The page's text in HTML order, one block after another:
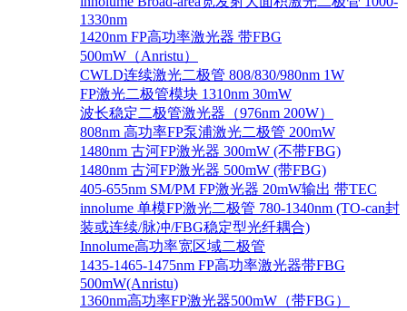
1330nm
1420nm FP高功率激光器 带FBG
500mW（Anristu）
CWLD连续激光二极管 808/830/980nm 1W
FP激光二极管模块 1310nm 30mW
波长稳定二极管激光器（976nm 200W）
808nm 高功率FP泵浦激光二极管 200mW
1480nm 古河FP激光器 300mW (不带FBG)
1480nm 古河FP激光器 500mW (带FBG)
405-655nm SM/PM FP激光器 20mW输出 带TEC
innolume 单模FP激光二极管 780-1340nm (TO-can封
装或连续/脉冲/FBG稳定型光纤耦合)
Innolume高功率宽区域二极管
1435-1465-1475nm FP高功率激光器带FBG
500mW(Anristu)
1360nm高功率FP激光器500mW（带FBG）